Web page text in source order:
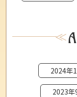
2024年
2023